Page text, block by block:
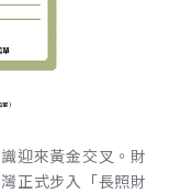
迎來黃金交叉。財
正式步入「長照財